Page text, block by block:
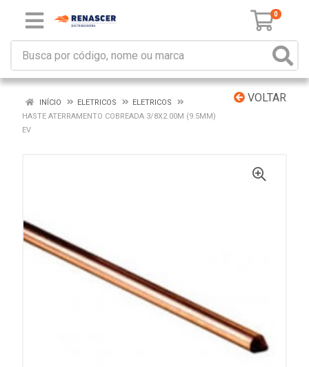
0
VOLTAR
INÍCIO ELETRICOS
ELETRICOS
HASTE ATERRAMENTO COBREADA 3/8X2.00M (9.5MM)
EV